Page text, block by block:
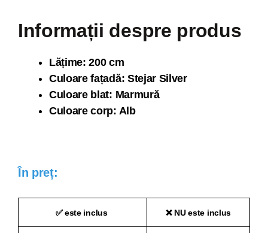
Informații despre produs
Lățime: 200 cm
Culoare fațadă: Stejar Silver
Culoare blat: Marmură
Culoare corp: Alb
În preț:
✅ este inclus ❌ NU este inclus